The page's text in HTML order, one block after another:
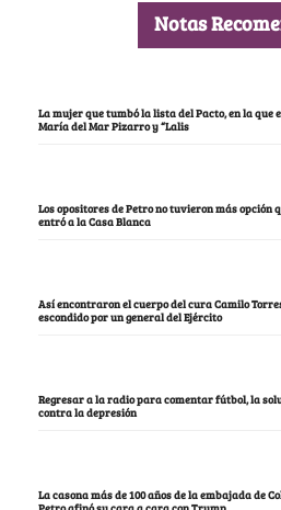
Notas
La mujer que tumbó la lista del Pacto, en la que
María del Mar Pizarro y “Lalis
Los opositores de Petro no tuvieron más
entró a la Casa Blanca
Así encontraron el cuerpo del cura Camilo
escondido por un general del Ejército
Regresar a la radio para comentar fútbol, la
contra la depresión
La casona más de 100 años de la embajada de